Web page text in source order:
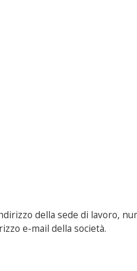
della sede di lavoro,
e-mail della società.